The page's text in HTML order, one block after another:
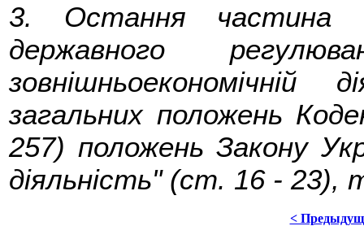
3. Остання частина
державного
загальних положень
257) положень Закону
діяльність" (ст. 16 - 23),
<